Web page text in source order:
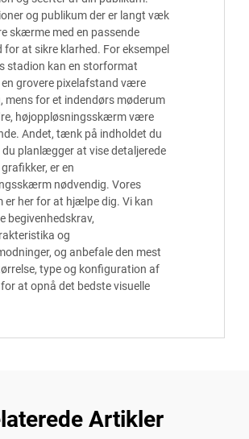
og publikum der er langt væk
skærme med en passende
at sikre klarhed. For eksempel
stadion kan en storformat
grovere pixelafstand være
for et indendørs møderum
højoppløsningsskærm være
Andet, tænk på indholdet du
du planlægger at vise detaljerede
er en
nødvendig. Vores
er her for at hjælpe dig. Vi kan
begivenhedskrav,
og
og anbefale den mest
type og konfiguration af
at opnå det bedste visuelle
Artikler